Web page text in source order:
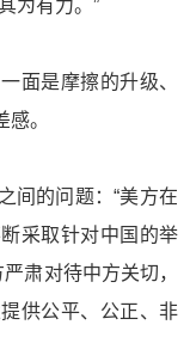
为有力。”
是摩擦的升级、
。
的问题：“美方在
采取针对中国的举
肃对待中方关切，
供公平、公正、非